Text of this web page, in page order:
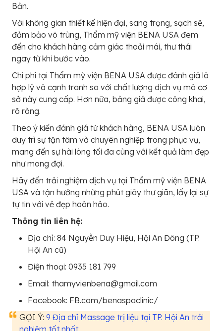
Bản.
Với không gian thiết kế hiện đại, sang trọng, sạch sẽ,
đảm bảo vô trùng, Thẩm mỹ viện BENA USA đem
đến cho khách hàng cảm giác thoải mái, thư thái
ngay từ khi bước vào.
Chi phí tại Thẩm mỹ viện BENA USA được đánh giá là
hợp lý và cạnh tranh so với chất lượng dịch vụ mà cơ
sở này cung cấp. Hơn nữa, bảng giá được công khai,
rõ ràng.
Theo ý kiến đánh giá từ khách hàng, BENA USA luôn
duy trì sự tận tâm và chuyên nghiệp trong phục vụ,
mang đến sự hài lòng tối đa cùng với kết quả làm đẹp
như mong đợi.
Hãy đến trải nghiệm dịch vụ tại Thẩm mỹ viện BENA
USA và tận hưởng những phút giây thư giãn, lấy lại sự
tự tin với vẻ đẹp hoàn hảo.
Thông tin liên hệ:
Địa chỉ: 84 Nguyễn Duy Hiệu, Hội An Đông (TP.
Hội An cũ)
Điện thoại: 0935 181 799
Email: thamyvienbena@gmail.com
Facebook: FB.com/benaspaclinic/
GỢI Ý: 9 Địa chỉ Massage trị liệu tại TP. Hội An trải